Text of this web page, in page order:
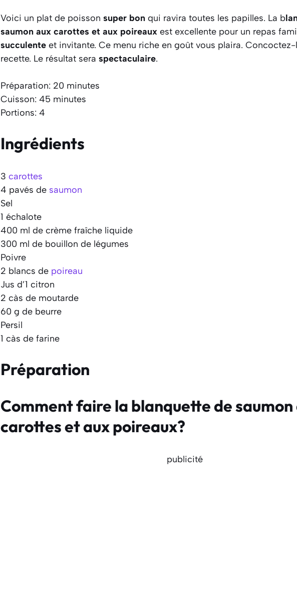
Voici un plat de poisson super bon qui ravira toutes les papilles. La b
saumon aux carottes et aux poireaux est excellente pour un repas
succulente et invitante. Ce menu riche en goût vous plaira.
recette. Le résultat sera spectaculaire.
Préparation: 20 minutes
Cuisson: 45 minutes
Portions: 4
Ingrédients
3 carottes
4 pavés de saumon
Sel
1 échalote
400 ml de crème fraîche liquide
300 ml de bouillon de légumes
Poivre
2 blancs de poireau
Jus d’1 citron
2 càs de moutarde
60 g de beurre
Persil
1 càs de farine
Préparation
Comment faire la blanquette de saumon
carottes et aux poireaux?
publicité